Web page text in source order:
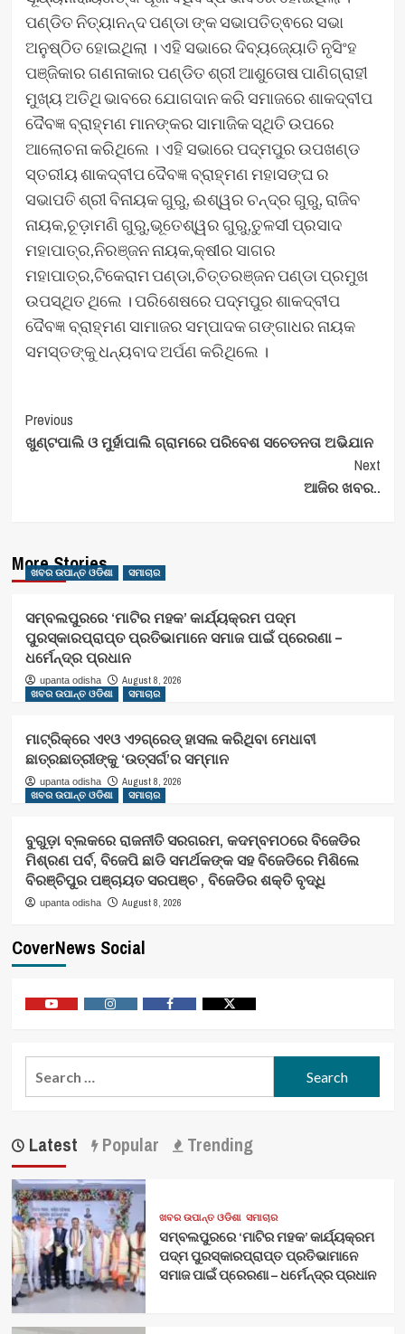
ପଣ୍ଡିତ ନିତ୍ୟାନନ୍ଦ ପଣ୍ଡା ଙ୍କ ସଭାପତିତ୍ଵରେ ସଭା
ଅନୁଷ୍ଠିତ ହୋଇଥିଲା । ଏହି ସଭାରେ ଦିବ୍ୟଜ୍ୟୋତି ନୃସିଂହ
ପଞ୍ଜିକାର ଗଣନାକାର ପଣ୍ଡିତ ଶ୍ରୀ ଆଶୁତୋଷ ପାଣିଗ୍ରାହୀ
ମୁଖ୍ୟ ଅତିଥି ଭାବରେ ଯୋଗଦାନ କରି ସମାଜରେ ଶାକଦ୍ବୀପ
ଦୈବଜ୍ଞ ବ୍ରାହ୍ମଣ ମାନଙ୍କର ସାମାଜିକ ସ୍ଥିତି ଉପରେ
ଆଲୋଚନା କରିଥିଲେ । ଏହି ସଭାରେ ପଦ୍ମପୁର ଉପଖଣ୍ଡ
ସ୍ତରୀୟ ଶାକଦ୍ବୀପ ଦୈବଜ୍ଞ ବ୍ରାହ୍ମଣ ମହାସଙ୍ଘ ର
ସଭାପତି ଶ୍ରୀ ବିନାୟକ ଗୁରୁ, ଈଶ୍ୱର ଚନ୍ଦ୍ର ଗୁରୁ, ରାଜିବ
ନାୟକ,ଚୂଡ଼ାମଣି ଗୁରୁ,ଭୂତେଶ୍ୱର ଗୁରୁ,ତୁଳସୀ ପ୍ରସାଦ
ମହାପାତ୍ର,ନିରଞ୍ଜନ ନାୟକ,କ୍ଷୀର ସାଗର
ମହାପାତ୍ର,ଟିକେରାମ ପଣ୍ଡା,ଚିତ୍ତରଞ୍ଜନ ପଣ୍ଡା ପ୍ରମୁଖ
ଉପସ୍ଥିତ ଥିଲେ । ପରିଶେଷରେ ପଦ୍ମପୁର ଶାକଦ୍ବୀପ
ଦୈବଜ୍ଞ ବ୍ରାହ୍ମଣ ସାମାଜର ସମ୍ପାଦକ ଗଙ୍ଗାଧର ନାୟକ
ସମସ୍ତଙ୍କୁ ଧନ୍ୟବାଦ ଅର୍ପଣ କରିଥିଲେ ।
Post
Navigation
Previous
ଖୁଣ୍ଟପାଲି ଓ ମୁର୍ହାପାଲି ଗ୍ରାମରେ ପରିବେଶ ସଚେତନତା ଅଭିଯାନ
Next
ଆଜିର ଖବର..
More Stories
ଖବର ଉପାନ୍ତ ଓଡିଶା ସମାଚାର
ସମ୍ବଲପୁରରେ ‘ମାଟିର ମହକ’ କାର୍ଯ୍ୟକ୍ରମ ପଦ୍ମ
ପୁରସ୍କାରପ୍ରାପ୍ତ ପ୍ରତିଭାମାନେ ସମାଜ ପାଇଁ ପ୍ରେରଣା –
ଧର୍ମେନ୍ଦ୍ର ପ୍ରଧାନ
upanta odisha
August 8, 2026
ଖବର ଉପାନ୍ତ ଓଡିଶା
ସମାଚାର
ମାଟ୍ରିକ୍‌ରେ ଏ୧ଓ ଏ୨ଗ୍ରେଡ୍‌ ହାସଲ କରିଥିବା ମେଧାବୀ
ଛାତ୍ରଛାତ୍ରୀଙ୍କୁ ‘ଉତ୍ସର୍ଗ’ର ସମ୍ମାନ
upanta odisha
August 8, 2026
ଖବର ଉପାନ୍ତ ଓଡିଶା
ସମାଚାର
ବୁଗୁଡ଼ା ବ୍ଲକରେ ରାଜନୀତି ସରଗରମ, କଦମ୍ବମଠରେ ବିଜେଡିର
ମିଶ୍ରଣ ପର୍ବ, ବିଜେପି ଛାଡି ସମର୍ଥକଙ୍କ ସହ ବିଜେଡିରେ ମିଶିଲେ
ବିରଞ୍ଚିପୁର ପଞ୍ଚାୟତ ସରପଞ୍ଚ , ବିଜେଡିର ଶକ୍ତି ବୃଦ୍ଧି
upanta odisha August 8, 2026
CoverNews Social
Latest Popular Trending
ଖବର ଉପାନ୍ତ ଓଡିଶା ସମାଚାର
ସମ୍ବଲପୁରରେ ‘ମାଟିର ମହକ’ କାର୍ଯ୍ୟକ୍ରମ
ପଦ୍ମ ପୁରସ୍କାରପ୍ରାପ୍ତ ପ୍ରତିଭାମାନେ
ସମାଜ ପାଇଁ ପ୍ରେରଣା – ଧର୍ମେନ୍ଦ୍ର ପ୍ରଧାନ